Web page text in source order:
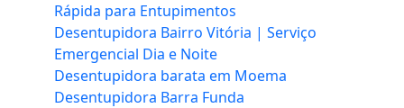
Rápida para Entupimentos
Desentupidora Bairro Vitória | Serviço
Emergencial Dia e Noite
Desentupidora barata em Moema
Desentupidora Barra Funda